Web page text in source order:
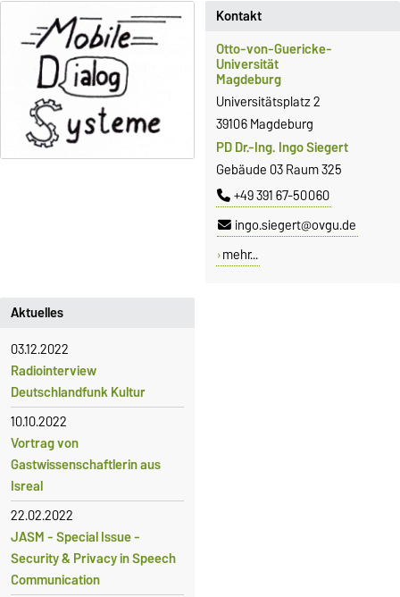
Aktuelles
03.12.2022
Radiointerview
Deutschlandfunk Kultur
10.10.2022
Vortrag von
Gastwissenschaftlerin aus
Isreal
22.02.2022
JASM - Special Issue -
Security & Privacy in Speech
Communication
Kontakt
Otto-von-Guericke-
Universität
Magdeburg
Universitätsplatz 2
39106 Magdeburg
PD Dr.-Ing. Ingo Siegert
Gebäude 03 Raum 325
+49 391 67-50060
ingo.siegert@ovgu.de
mehr...